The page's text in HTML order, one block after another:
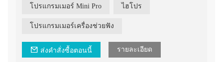
*ทำงานเร็วและเสถียร
*คุ้มค่า
โปรแกรมเมอร์ Mini Pro ไฮโปร
โปรแกรมเมอร์เครื่องช่วยฟัง
ส่งคำสั่งซื้อตอนนี้ รายละเอียด